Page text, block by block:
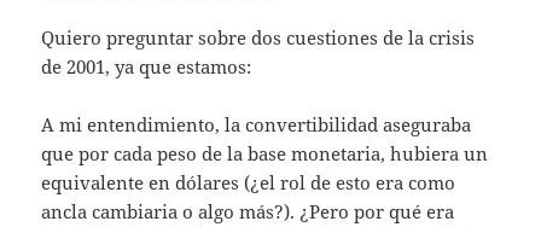
Quiero preguntar sobre dos cuestiones de la crisis
de 2001, ya que estamos:
A mi entendimiento, la convertibilidad aseguraba
que por cada peso de la base monetaria, hubiera un
equivalente en dólares (¿el rol de esto era como
ancla cambiaria o algo más?). ¿Pero por qué era